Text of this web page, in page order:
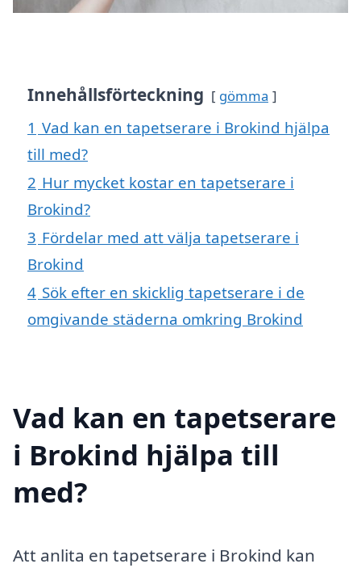
Innehållsförteckning gömma
1 Vad kan en tapetserare i Brokind hjälpa
till med?
2 Hur mycket kostar en tapetserare i
Brokind?
3 Fördelar med att välja tapetserare i
Brokind
4 Sök efter en skicklig tapetserare i de
omgivande städerna omkring Brokind
Vad kan en tapetserare
i Brokind hjälpa till
med?
Att anlita en tapetserare i Brokind kan